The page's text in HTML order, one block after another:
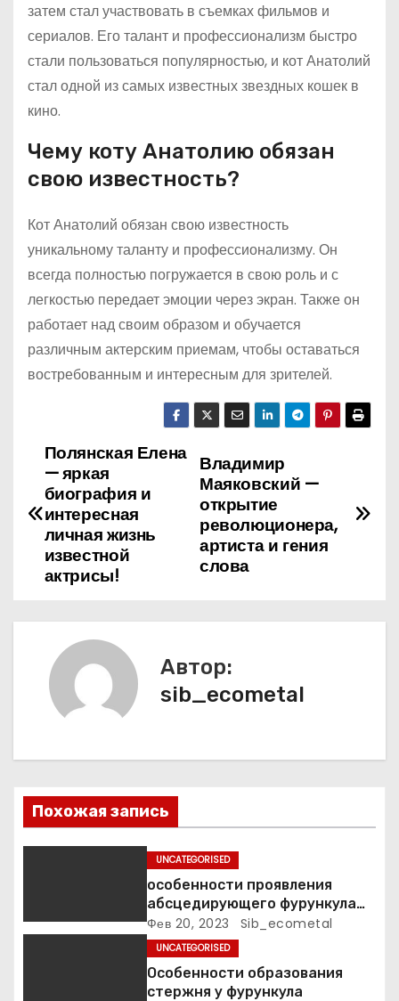
затем стал участвовать в съемках фильмов и
сериалов. Его талант и профессионализм быстро
стали пользоваться популярностью, и кот Анатолий
стал одной из самых известных звездных кошек в
кино.
Чему коту Анатолию обязан
свою известность?
Кот Анатолий обязан свою известность
уникальному таланту и профессионализму. Он
всегда полностью погружается в свою роль и с
легкостью передает эмоции через экран. Также он
работает над своим образом и обучается
различным актерским приемам, чтобы оставаться
востребованным и интересным для зрителей.
Н
а
я
п
о
Владимир
Маяковский —
открытие
революционера,
артиста и гения
слова
Полянская Елена
— яркая
биография и
интересная
личная жизнь
известной
актрисы!
Автор:
sib_ecometal
Похожая запись
UNCATEGORISED
особенности проявления
абсцедирующего фурункула
код по МКБ-10
Фев 20, 2023 Sib_ecometal
UNCATEGORISED
Особенности образования
стержня у фурункула